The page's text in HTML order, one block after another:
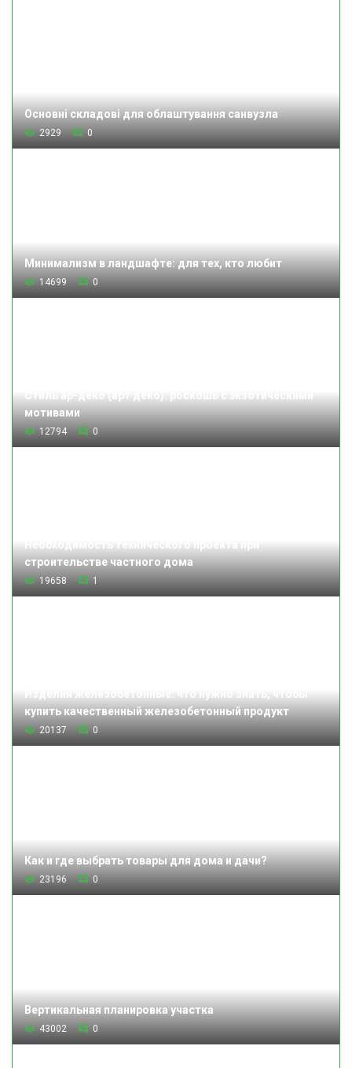
Основні складові для облаштування санвузла
2929 0
Минимализм в ландшафте: для тех, кто любит
14699 0
мотивами
12794 0
строительстве частного дома
19658 1
купить качественный железобетонный продукт
20137 0
Как и где выбрать товары для дома и дачи?
23196 0
Вертикальная планировка участка
43002 0